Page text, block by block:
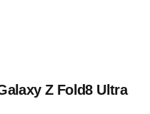
Z Fold8 Ultra